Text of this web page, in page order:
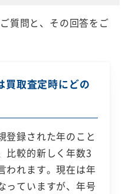
質問と、その回答をご
買取査定時にどの
登録された年のこと
比較的新しく年数3
われます。現在は年
っていますが、年号